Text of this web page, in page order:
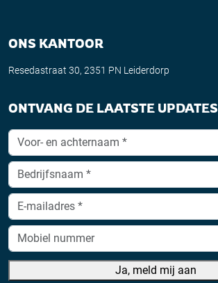
ONS KANTOOR
Resedastraat 30, 2351 PN Leiderdorp
ONTVANG DE LAATSTE UPDATES
Ja, meld mij aan